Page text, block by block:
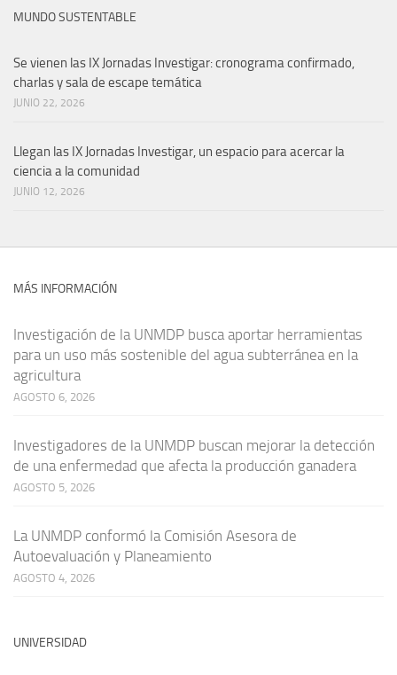
MUNDO SUSTENTABLE
Se vienen las IX Jornadas Investigar: cronograma confirmado,
charlas y sala de escape temática
JUNIO 22, 2026
Llegan las IX Jornadas Investigar, un espacio para acercar la
ciencia a la comunidad
JUNIO 12, 2026
MÁS INFORMACIÓN
Investigación de la UNMDP busca aportar herramientas
para un uso más sostenible del agua subterránea en la
agricultura
AGOSTO 6, 2026
Investigadores de la UNMDP buscan mejorar la detección
de una enfermedad que afecta la producción ganadera
AGOSTO 5, 2026
La UNMDP conformó la Comisión Asesora de
Autoevaluación y Planeamiento
AGOSTO 4, 2026
UNIVERSIDAD